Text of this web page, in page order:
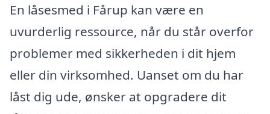
En låsesmed i Fårup kan være en
uvurderlig ressource, når du står overfor
problemer med sikkerheden i dit hjem
eller din virksomhed. Uanset om du har
låst dig ude, ønsker at opgradere dit